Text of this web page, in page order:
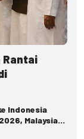
Rantai
Indonesia
Malaysia